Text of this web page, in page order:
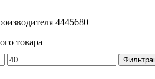
4445680
товара
Максимальная
цена